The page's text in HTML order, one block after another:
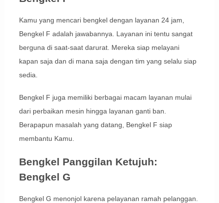
Kamu yang mencari bengkel dengan layanan 24 jam,
Bengkel F adalah jawabannya. Layanan ini tentu sangat
berguna di saat-saat darurat. Mereka siap melayani
kapan saja dan di mana saja dengan tim yang selalu siap
sedia.
Bengkel F juga memiliki berbagai macam layanan mulai
dari perbaikan mesin hingga layanan ganti ban.
Berapapun masalah yang datang, Bengkel F siap
membantu Kamu.
Bengkel Panggilan Ketujuh:
Bengkel G
Bengkel G menonjol karena pelayanan ramah pelanggan.